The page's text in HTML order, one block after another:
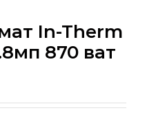
In-Therm
870 ват